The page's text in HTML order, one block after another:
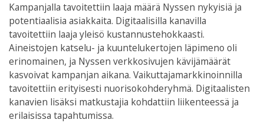
Kampanjalla tavoitettiin laaja määrä Nyssen nykyisiä ja
potentiaalisia asiakkaita. Digitaalisilla kanavilla
tavoitettiin laaja yleisö kustannustehokkaasti.
Aineistojen katselu- ja kuuntelukertojen läpimeno oli
erinomainen, ja Nyssen verkkosivujen kävijämäärät
kasvoivat kampanjan aikana. Vaikuttajamarkkinoinnilla
tavoitettiin erityisesti nuorisokohderyhmä. Digitaalisten
kanavien lisäksi matkustajia kohdattiin liikenteessä ja
erilaisissa tapahtumissa.